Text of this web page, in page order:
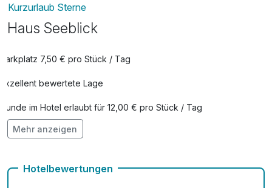
Kurzurlaub Sterne
Haus Seeblick
Parkplatz 7,50 € pro Stück / Tag
Exzellent bewertete Lage
Hunde im Hotel erlaubt für 12,00 € pro Stück / Tag
Kostenloses W-LAN
Mehr anzeigen
Hotelbewertungen